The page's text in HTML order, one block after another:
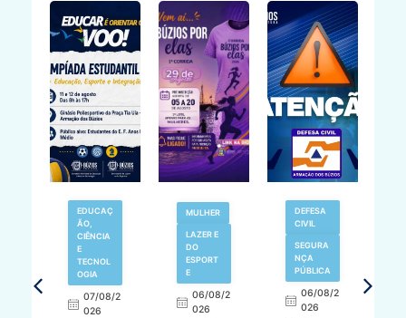
EDUCAÇ
ÃO,
CIÊNCIA
E
TECNOL
OGIA
07/08/2
026
MULHER
LAZER E
DO
ESPORT
E
06/08/2
026
DEFESA
CIVIL
SEGURA
NÇA
PÚBLICA
06/08/2
026